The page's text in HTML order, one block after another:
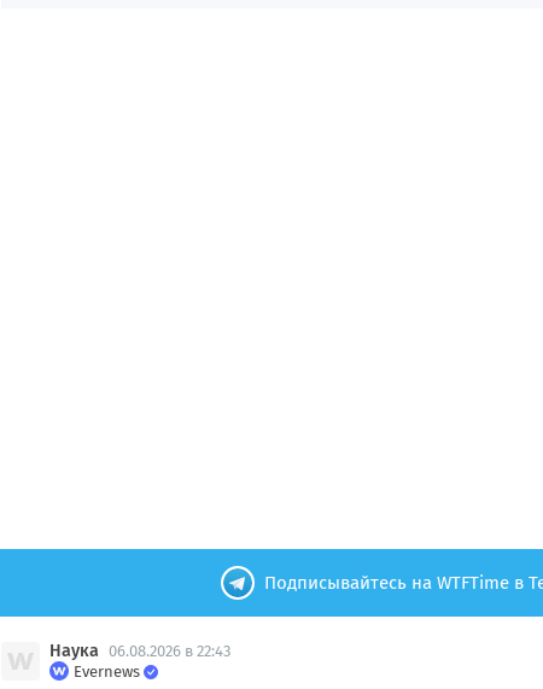
Подписывайтесь на WTFTime в
Наука 06.08.2026 в 22:43
Evernews